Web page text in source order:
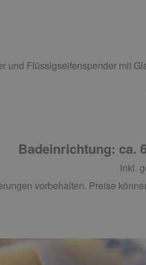
und Flüssigseifenspender mit
Badeinrichtung: ca.
inkl.
vorbehalten. Preise